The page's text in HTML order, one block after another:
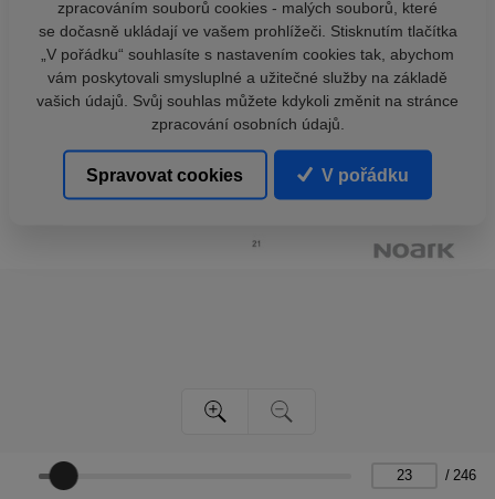
/ 246
zpracováním souborů cookies - malých souborů, které
se dočasně ukládají ve vašem prohlížeči. Stisknutím tlačítka
„V pořádku“ souhlasíte s nastavením cookies tak, abychom
vám poskytovali smysluplné a užitečné služby na základě
vašich údajů. Svůj souhlas můžete kdykoli změnit na stránce
zpracování osobních údajů.
Spravovat cookies V pořádku